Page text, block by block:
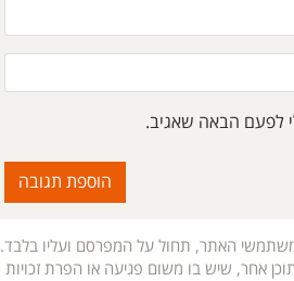
לפעם הבאה שאגיב.
משתמשי האתר, תחול על המפרסם ועליו בלבד.
אחר, שיש בו משום פגיעה או הפרת זכויות